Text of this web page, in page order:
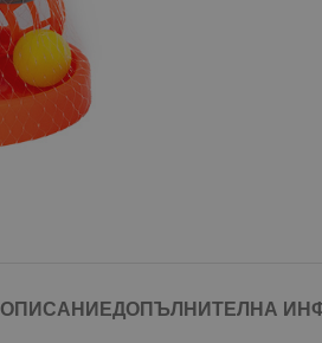
ОПИСАНИЕДОПЪЛНИТЕЛНА